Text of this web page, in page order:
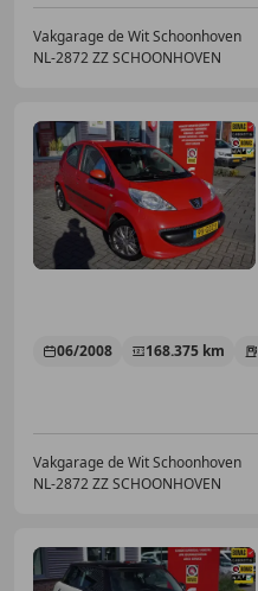
Vakgarage de Wit Schoonhoven
NL-2872 ZZ SCHOONHOVEN
06/2008 168.375 km
Vakgarage de Wit Schoonhoven
NL-2872 ZZ SCHOONHOVEN